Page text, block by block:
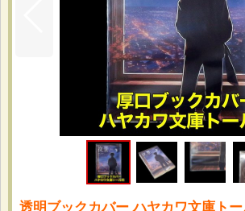
透明ブックカバー ハヤカワ文庫ト